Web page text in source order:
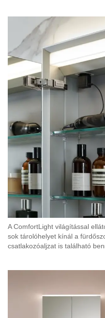
A ComfortLight világítással
sok tárolóhelyet kínál a
csatlakozóaljzat is található